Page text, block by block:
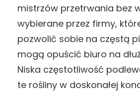
mistrzów przetrwania bez
wybierane przez firmy,
pozwolić sobie na częstą
mogą opuścić biuro na
Niska częstotliwość
te rośliny w doskonałej